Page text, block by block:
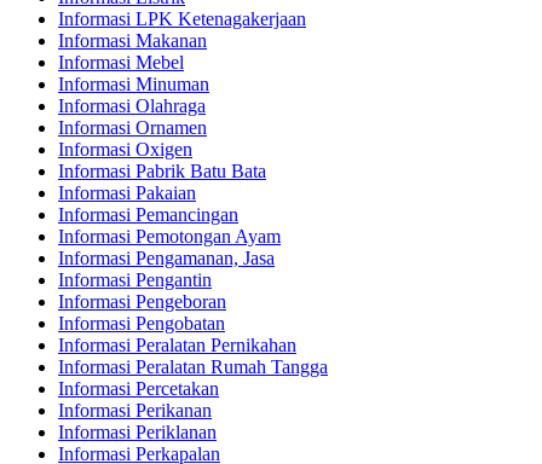
Informasi LPK Ketenagakerjaan
Informasi Makanan
Informasi Mebel
Informasi Minuman
Informasi Olahraga
Informasi Ornamen
Informasi Oxigen
Informasi Pabrik Batu Bata
Informasi Pakaian
Informasi Pemancingan
Informasi Pemotongan Ayam
Informasi Pengamanan, Jasa
Informasi Pengantin
Informasi Pengeboran
Informasi Pengobatan
Informasi Peralatan Pernikahan
Informasi Peralatan Rumah Tangga
Informasi Percetakan
Informasi Perikanan
Informasi Periklanan
Informasi Perkapalan